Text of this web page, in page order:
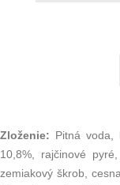
Zloženie: Pitná voda,
10,8%, rajčinové
zemiakový škrob,